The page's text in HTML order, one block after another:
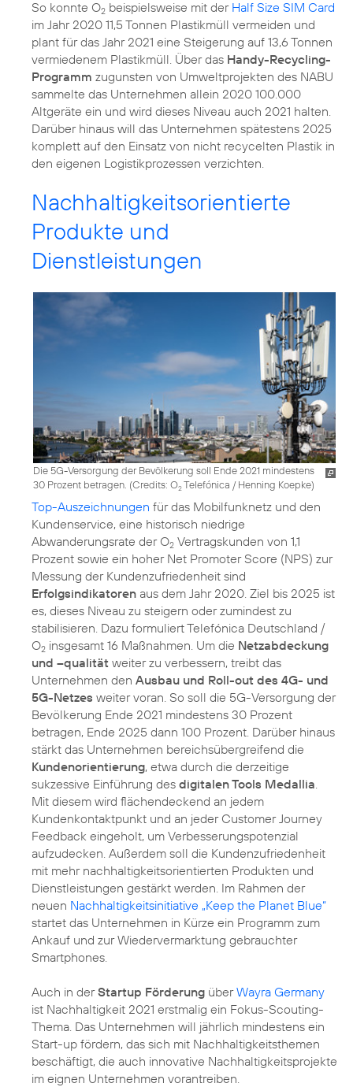
So konnte O2 beispielsweise mit der Half Size SIM Card
im Jahr 2020 11,5 Tonnen Plastikmüll vermeiden und
plant für das Jahr 2021 eine Steigerung auf 13,6 Tonnen
vermiedenem Plastikmüll. Über das Handy-Recycling-
Programm zugunsten von Umweltprojekten des NABU
sammelte das Unternehmen allein 2020 100.000
Altgeräte ein und wird dieses Niveau auch 2021 halten.
Darüber hinaus will das Unternehmen spätestens 2025
komplett auf den Einsatz von nicht recycelten Plastik in
den eigenen Logistikprozessen verzichten.
Nachhaltigkeitsorientierte
Produkte und
Dienstleistungen
Die 5G-Versorgung der Bevölkerung soll Ende 2021 mindestens
30 Prozent betragen. (Credits: O2Telefónica / Henning Koepke)
Top-Auszeichnungen für das Mobilfunknetz und den
Kundenservice, eine historisch niedrige
Abwanderungsrate der O2 Vertragskunden von 1,1
Prozent sowie ein hoher Net Promoter Score (NPS) zur
Messung der Kundenzufriedenheit sind
Erfolgsindikatoren aus dem Jahr 2020. Ziel bis 2025 ist
es, dieses Niveau zu steigern oder zumindest zu
stabilisieren. Dazu formuliert Telefónica Deutschland /
O2 insgesamt 16 Maßnahmen. Um die Netzabdeckung
und –qualität weiter zu verbessern, treibt das
Unternehmen den Ausbau und Roll-out des 4G- und
5G-Netzes weiter voran. So soll die 5G-Versorgung der
Bevölkerung Ende 2021 mindestens 30 Prozent
betragen, Ende 2025 dann 100 Prozent. Darüber hinaus
stärkt das Unternehmen bereichsübergreifend die
Kundenorientierung, etwa durch die derzeitige
sukzessive Einführung des digitalen Tools Medallia
Mit diesem wird flächendeckend an jedem
Kundenkontaktpunkt und an jeder Customer Journey
Feedback eingeholt, um Verbesserungspotenzial
aufzudecken. Außerdem soll die Kundenzufriedenheit
mit mehr nachhaltigkeitsorientierten Produkten und
Dienstleistungen gestärkt werden. Im Rahmen der
neuen Nachhaltigkeitsinitiative „Keep the Planet Blue“
startet das Unternehmen in Kürze ein Programm zum
Ankauf und zur Wiedervermarktung gebrauchter
Smartphones.
Auch in derStartup Förderung überWayra Germany
ist Nachhaltigkeit 2021 erstmalig ein Fokus-Scouting-
Thema. Das Unternehmen will jährlich mindestens ein
Start-up fördern, das sich mit Nachhaltigkeitsthemen
beschäftigt, die auch innovative Nachhaltigkeitsprojekte
im eignen Unternehmen vorantreiben.